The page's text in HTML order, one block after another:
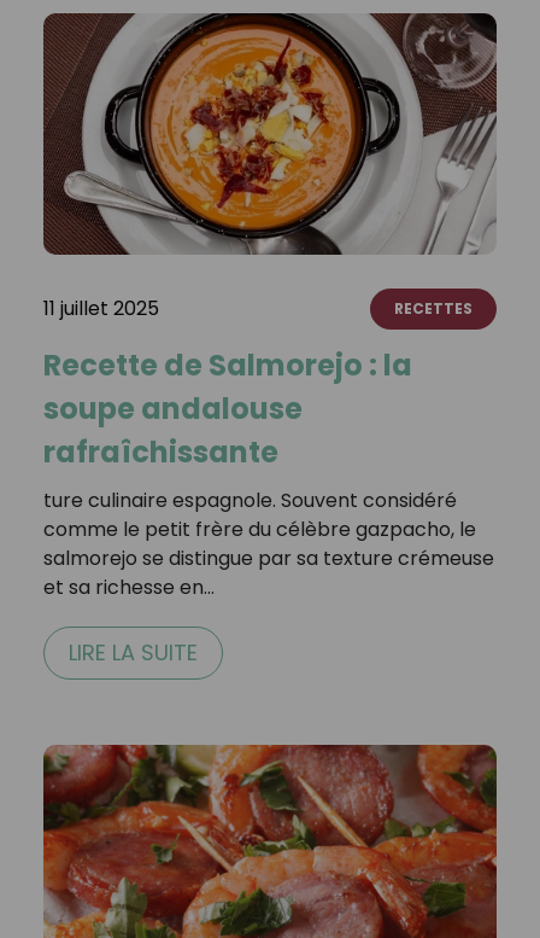
11 juillet 2025 RECETTES
Recette de Salmorejo : la
soupe andalouse
rafraîchissante
ture culinaire espagnole. Souvent considéré
comme le petit frère du célèbre gazpacho, le
salmorejo se distingue par sa texture crémeuse
et sa richesse en…
LIRE LA SUITE